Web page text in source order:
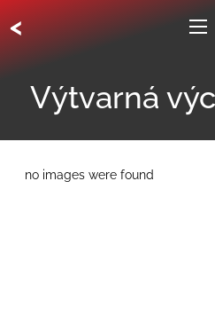
<
Výtvarná
no images were found